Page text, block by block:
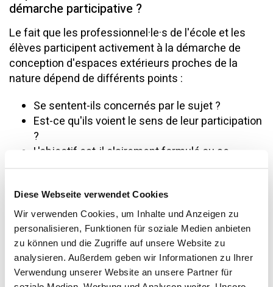
Diese Webseite verwendet Cookies
Wir verwenden Cookies, um Inhalte und Anzeigen zu
personalisieren, Funktionen für soziale Medien anbieten
zu können und die Zugriffe auf unsere Website zu
analysieren. Außerdem geben wir Informationen zu Ihrer
Verwendung unserer Website an unsere Partner für
démarche participative ?
Le fait que les professionnel·le·s de l'école et les
élèves participent activement à la démarche de
conception d'espaces extérieurs proches de la
nature dépend de différents points :
Se sentent-ils concernés par le sujet ?
Est-ce qu'ils voient le sens de leur participation
?
L'objectif est-il clairement formulé ou se
vue, ses idées et ses besoins ?
Dans quelle mesure la concertation est-elle
possible ?
Comment sont-ils perçus ? Sont-ils pris au
sérieux ?
Il est important d'établir dès le départ une